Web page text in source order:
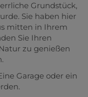
Grundstück,
Sie haben hier
mitten in Ihrem
Sie Ihren
zu genießen
Garage oder ein